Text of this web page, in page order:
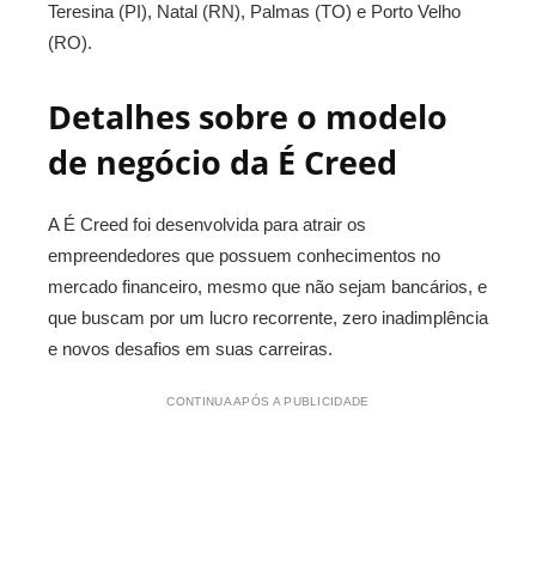
Teresina (PI), Natal (RN), Palmas (TO) e Porto Velho
(RO).
Detalhes sobre o modelo
de negócio da É Creed
A É Creed foi desenvolvida para atrair os
empreendedores que possuem conhecimentos no
mercado financeiro, mesmo que não sejam bancários, e
que buscam por um lucro recorrente, zero inadimplência
e novos desafios em suas carreiras.
CONTINUA APÓS A PUBLICIDADE